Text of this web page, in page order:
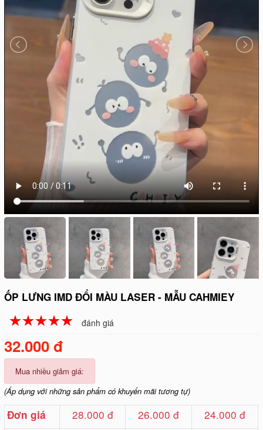
ỐP LƯNG IMD ĐỔI MÀU LASER - MẪU CAHMIEY
☆☆☆☆☆
★★★★★ đánh giá
32.000 đ
Mua nhiều giảm giá:
(Áp dụng với những sản phẩm có khuyến mãi tương tự)
Đơn giá 28.000 đ 26.000 đ 24.000 đ